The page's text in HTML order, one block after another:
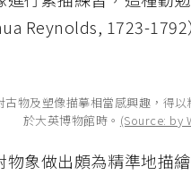
Reynolds, 1723-1792
物及塑像描摹相當感興趣，得
於大英博物館時。 (Source: by
物象做出頗為精準地描